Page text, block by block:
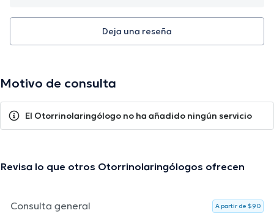
Deja una reseña
Motivo de consulta
El Otorrinolaringólogo no ha añadido ningún servicio
Revisa lo que otros Otorrinolaringólogos ofrecen
Consulta general A partir de $90